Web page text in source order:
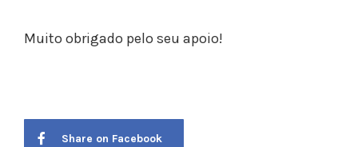
Muito obrigado pelo seu apoio!
Share on Facebook